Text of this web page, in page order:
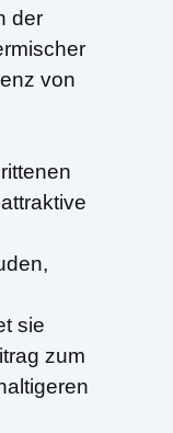
der
von
sie
zum